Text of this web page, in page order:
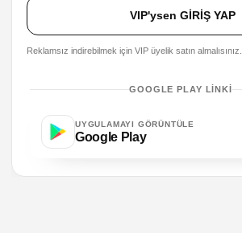
VIP'ysen GİRİŞ YAP
Reklamsız indirebilmek için VIP üyelik satın almalısınız.
GOOGLE PLAY LINKI
UYGULAMAYI GÖRÜNTÜLE
Google Play